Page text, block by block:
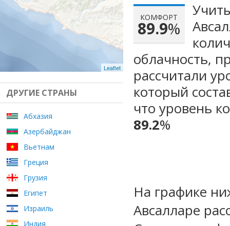
Leaflet
ДРУГИЕ СТРАНЫ
Абхазия
Азербайджан
Вьетнам
Греция
Грузия
Египет
Израиль
Индия
КОМФОРТ
89.9%
облачность,
рассчитали
который
что уровень
89.2%
На графике
Авсалларе